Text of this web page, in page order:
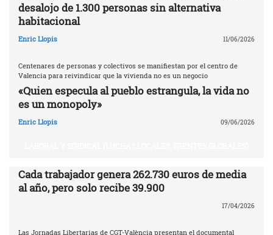
desalojo de 1.300 personas sin alternativa
habitacional
Enric Llopis 11/06/2026
Centenares de personas y colectivos se manifiestan por el centro de
Valencia para reivindicar que la vivienda no es un negocio
«Quien especula al pueblo estrangula, la vida no
es un monopoly»
Enric Llopis 09/06/2026
Cada trabajador genera 262.730 euros de media
al año, pero solo recibe 39.900
17/04/2026
Las Jornadas Libertarias de CGT-València presentan el documental